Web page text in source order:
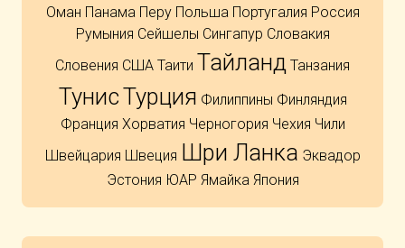
Оман Панама Перу Польша Португалия Россия
Румыния Сейшелы Сингапур Словакия
Словения США Таити Тайланд Танзания
ТунисТурция Филиппины Финляндия
Франция Хорватия Черногория Чехия Чили
Швейцария Швеция Шри Ланка Эквадор
Эстония ЮАР Ямайка Япония